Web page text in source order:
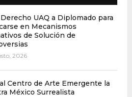
UAQ a Diplomado para
en Mecanismos
de Solución de
2026
Centro de Arte Emergente la
México Surrealista